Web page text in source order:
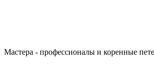
Мастера - профессионалы и коренные